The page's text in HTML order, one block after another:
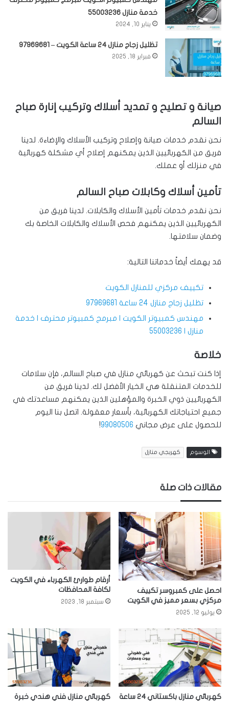
خدمة منازل 55003236
يناير 10, 2024
تظليل زجاج منازل 24 ساعة الكويت – 97969681
فبراير 18, 2025
صيانة و تصليح و تمديد أسلاك وتركيب إنارة صباح
السالم
نحن نقدم خدمات صيانة وإصلاح وتركيب الأسلاك والإضاءة. لدينا
فريق من الكهربائيين الذين يمكنهم إصلاح أي مشكلة كهربائية
في منزلك أو عملك.
تأمين أسلاك وكابلات صباح السالم
نحن نقدم خدمات تأمين الأسلاك والكابلات. لدينا فريق من
الكهربائيين الذين يمكنهم فحص الأسلاك والكابلات الخاصة بك
وضمان سلامتها.
قد يهمك أيضاً خدماتنا التالية:
تكييف مركزي للمنازل الكويت
تظليل زجاج منازل 24 ساعة 97969681
مهندس كمبيوتر الكويت | مبرمج كمبيوتر محترف | خدمة
منازل | 55003236
خلاصة
إذا كنت تبحث عن كهربائي منازل في صباح السالم، فإن سلامات
للخدمات المتنقلة هي الخيار الأفضل لك. لدينا فريق من
الكهربائيين ذوي الخبرة والمؤهلين الذين يمكنهم مساعدتك في
جميع احتياجاتك الكهربائية، بأسعار معقولة. اتصل بنا اليوم
للحصول على عرض مجاني 99080506
!
الوسوم كهربجي منازل
مقالات ذات صلة
احصل على كمبروسر تكييف
مركزي بسعر مميز في الكويت
يوليو 12, 2025
أرقام طوارئ الكهرباء في الكويت
لكافة المحافظات
سبتمبر 18, 2023
كهربائي منازل باكستاني 24 ساعة
كهربائي منازل فني هندي خبرة